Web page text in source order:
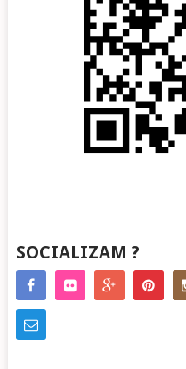
SOCIALIZAM ?